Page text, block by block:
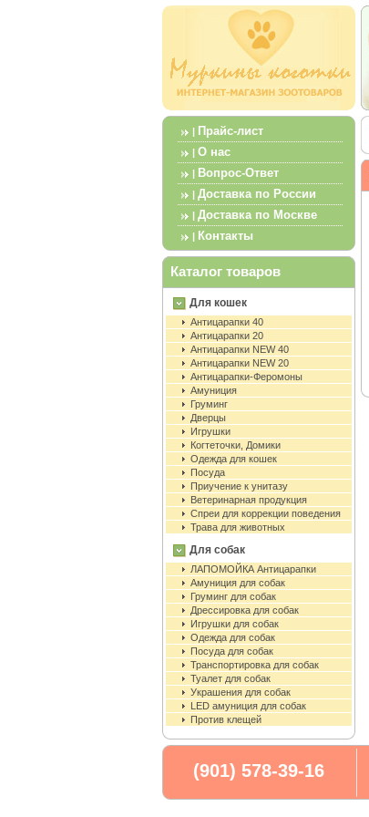
| Прайс-лист
| О нас
| Вопрос-Ответ
| Доставка по России
| Доставка по Москве
| Контакты
Каталог товаров
Для кошек
Антицарапки 40
Антицарапки 20
Антицарапки NEW 40
Антицарапки NEW 20
Антицарапки-Феромоны
Амуниция
Груминг
Дверцы
Игрушки
Когтеточки, Домики
Одежда для кошек
Посуда
Приучение к унитазу
Ветеринарная продукция
Спреи для коррекции поведения
Трава для животных
Для собак
ЛАПОМОЙКА Антицарапки
Амуниция для собак
Груминг для собак
Дрессировка для собак
Игрушки для собак
Одежда для собак
Посуда для собак
Транспортировка для собак
Туалет для собак
Украшения для собак
LED амуниция для собак
Против клещей
(901) 578-39-16